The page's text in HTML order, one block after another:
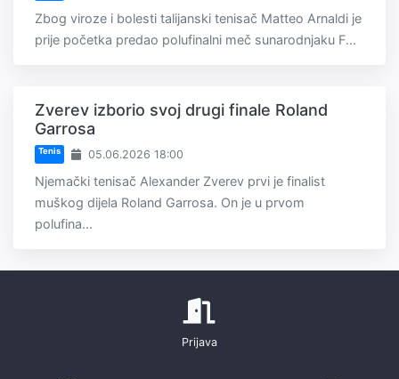
Zbog viroze i bolesti talijanski tenisač Matteo Arnaldi je
prije početka predao polufinalni meč sunarodnjaku F...
Zverev izborio svoj drugi finale Roland
Garrosa
Tenis 05.06.2026 18:00
Njemački tenisač Alexander Zverev prvi je finalist
muškog dijela Roland Garrosa. On je u prvom
polufina...
Prijava